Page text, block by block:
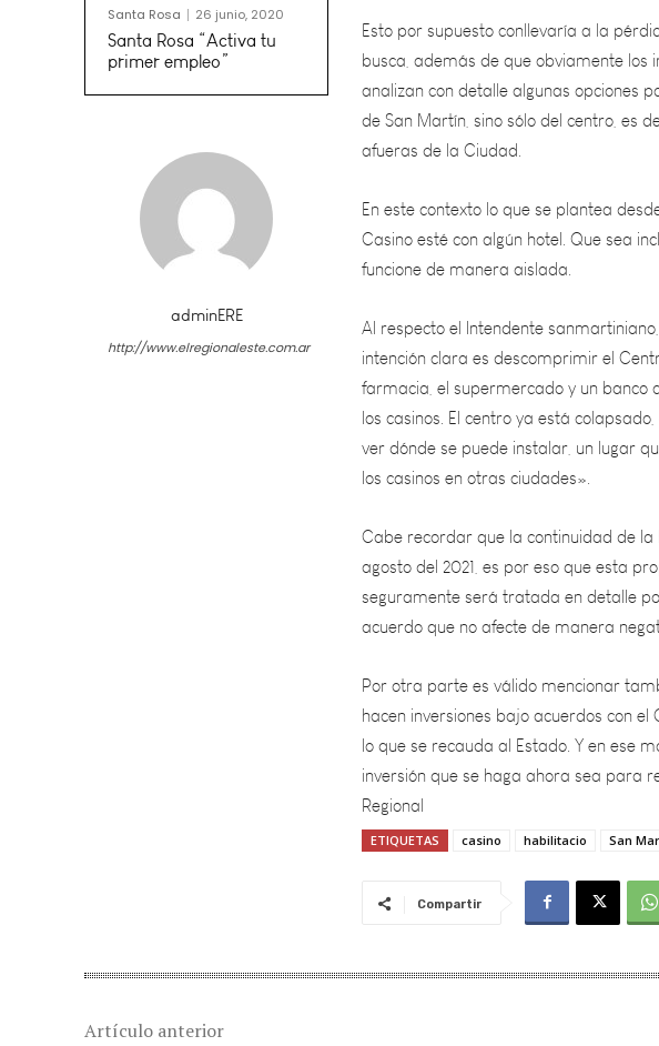
Santa Rosa 26 junio, 2020
Santa Rosa “Activa tu
primer empleo”
adminERE
http://www.elregionaleste.com.ar
busca, además de que obviamente
analizan con detalle algunas
de San Martín, sino sólo del centro,
afueras de la Ciudad.
En este contexto lo que se plantea
Casino esté con algún hotel. Que sea
funcione de manera aislada.
Al respecto el Intendente sanmartiniano,
intención clara es descomprimir el
farmacia, el supermercado y un banco
los casinos. El centro ya está
ver dónde se puede instalar, un
los casinos en otras ciudades».
Cabe recordar que la continuidad de la
agosto del 2021, es por eso que esta
seguramente será tratada en
acuerdo que no afecte de manera
Por otra parte es válido mencionar
hacen inversiones bajo acuerdos con
lo que se recauda al Estado. Y en
inversión que se haga ahora sea
Regional
ETIQUETAS casino habilitacio San
Compartir
Artículo anterior